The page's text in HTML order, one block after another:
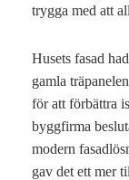
trygga med att
Husets fasad
gamla
för att förbättra
byggfirma
modern
gav det ett mer